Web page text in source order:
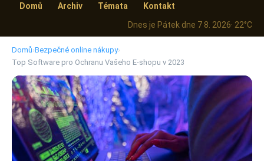
Domů Archiv Témata
Kontakt
Dnes je Pátek dne 7 8. 2026· 22°C
Domů›Bezpečné online nákupy›
Top Software pro Ochranu Vašeho E-shopu v 2023